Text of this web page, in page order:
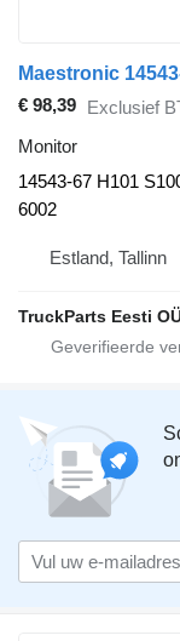
€ 98,39 Exclusief
Monitor
14543-67 H101
6002
Estland, Tallinn
TruckParts Eesti